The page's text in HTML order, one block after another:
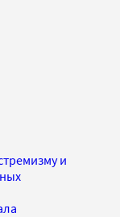
и